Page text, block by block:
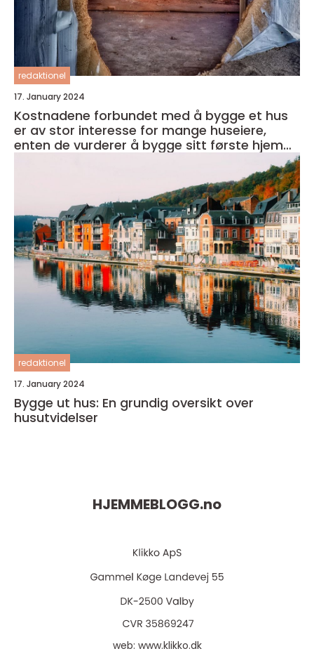
redaktionel
17. January 2024
Kostnadene forbundet med å bygge et hus
er av stor interesse for mange huseiere,
enten de vurderer å bygge sitt første hjem
eller ønsker å oppgradere sitt eksisterende
redaktionel
17. January 2024
Bygge ut hus: En grundig oversikt over
husutvidelser
HJEMMEBLOGG.no
web: www.klikko.dk